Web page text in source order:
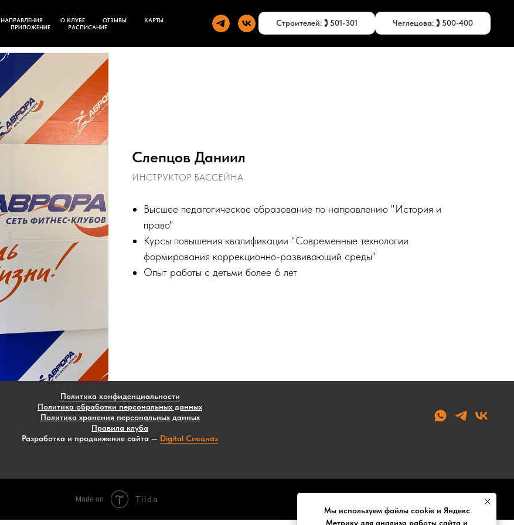
НАПРАВЛЕНИЯ О КЛУБЕ ОТЗЫВЫ
КАРТЫ
ПРИЛОЖЕНИЕ
РАСПИСАНИЕ Строителей: 🕽 501-301 Чеглецова: 🕽 500-400
Слепцов Даниил
ИНСТРУКТОР БАССЕЙНА
Высшее педагогическое образование по направлению "История и
право"
Курсы повышения квалификации "Современные технологии
формирования коррекционно-развивающий среды"
Опыт работы с детьми более 6 лет
Политика конфиденциальности
Политика обработки персональных данных
Политика хранения персональных данных
Правила клуба
Разработка и продвижение сайта — Digital Спецназ
Мы используем файлы cookie и Яндекс
Метрику для анализа работы сайта и
Made on Tilda